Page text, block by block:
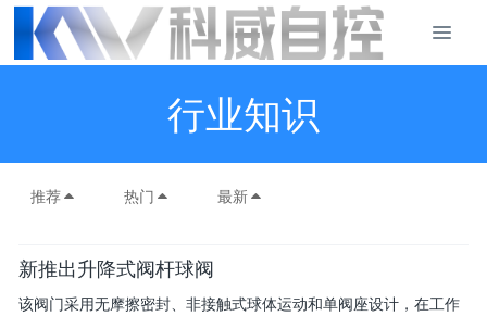
行业知识
推荐 热门 最新
新推出升降式阀杆球阀
该阀门采用无摩擦密封、非接触式球体运动和单阀座设计，在工作